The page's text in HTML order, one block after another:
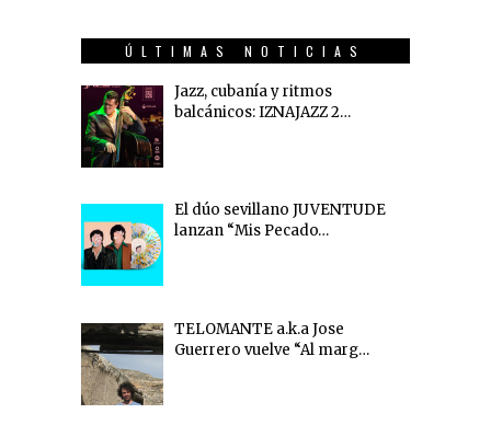
ÚLTIMAS NOTICIAS
Jazz, cubanía y ritmos
balcánicos: IZNAJAZZ 2…
El dúo sevillano JUVENTUDE
lanzan “Mis Pecado…
TELOMANTE a.k.a Jose
Guerrero vuelve “Al marg…